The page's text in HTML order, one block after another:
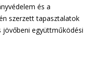
és a
szerzett tapasztalatok
jövőbeni együttműködési